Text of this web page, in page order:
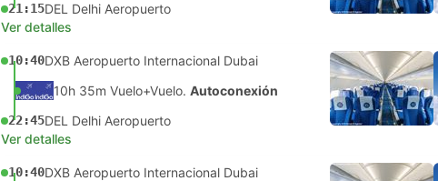
21:15DEL Delhi Aeropuerto
Ver detalles
10:40DXB Aeropuerto Internacional Dubai
10h 35m Vuelo+Vuelo. Autoconexión
22:45DEL Delhi Aeropuerto
Ver detalles
10:40DXB Aeropuerto Internacional Dubai